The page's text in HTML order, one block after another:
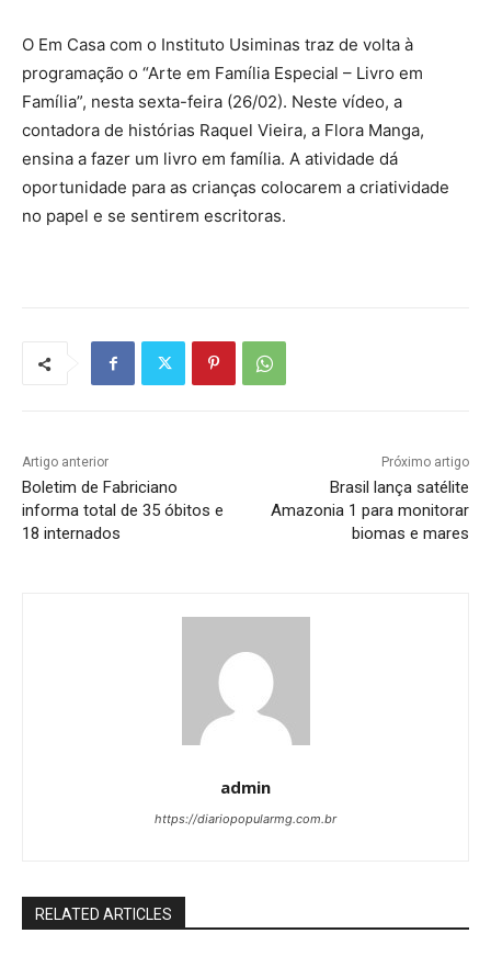
O Em Casa com o Instituto Usiminas traz de volta à
programação o “Arte em Família Especial – Livro em
Família”, nesta sexta-feira (26/02). Neste vídeo, a
contadora de histórias Raquel Vieira, a Flora Manga,
ensina a fazer um livro em família. A atividade dá
oportunidade para as crianças colocarem a criatividade
no papel e se sentirem escritoras.
Artigo anterior
Boletim de Fabriciano
informa total de 35 óbitos e
18 internados
Próximo artigo
Brasil lança satélite
Amazonia 1 para monitorar
biomas e mares
admin
https://diariopopularmg.com.br
RELATED ARTICLES